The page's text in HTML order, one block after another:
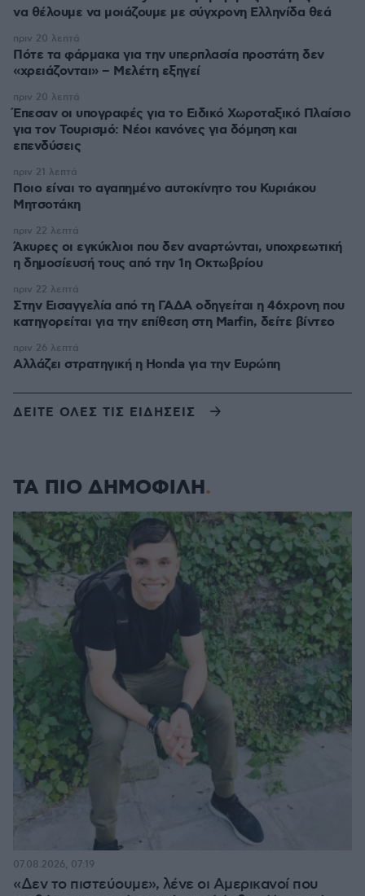
να θέλουμε να μοιάζουμε με σύγχρονη Ελληνίδα θεά
Πότε τα φάρμακα για την υπερπλασία προστάτη δεν
«χρειάζονται» – Μελέτη εξηγεί
πριν 20 λεπτά
Έπεσαν οι υπογραφές για το Ειδικό Χωροταξικό Πλαίσιο
για τον Τουρισμό: Νέοι κανόνες για δόμηση και
επενδύσεις
πριν 20 λεπτά
Ποιο είναι το αγαπημένο αυτοκίνητο του Κυριάκου
Μητσοτάκη
πριν 21 λεπτά
Άκυρες οι εγκύκλιοι που δεν αναρτώνται, υποχρεωτική
η δημοσίευσή τους από την 1η Οκτωβρίου
πριν 22 λεπτά
Στην Εισαγγελία από τη ΓΑΔΑ οδηγείται η 46χρονη που
κατηγορείται για την επίθεση στη Marfin, δείτε βίντεο
πριν 22 λεπτά
Αλλάζει στρατηγική η Honda για την Ευρώπη
πριν 26 λεπτά
ΔΕΙΤΕ ΟΛΕΣ ΤΙΣ ΕΙΔΗΣΕΙΣ
ΤΑ ΠΙΟ ΔΗΜΟΦΙΛΗ
«Δεν το πιστεύουμε», λένε οι Αμερικανοί που
07.08.2026, 07:19